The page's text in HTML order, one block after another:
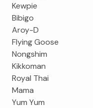
Kewpie
Bibigo
Aroy-D
Flying Goose
Nongshim
Kikkoman
Royal Thai
Mama
Yum Yum